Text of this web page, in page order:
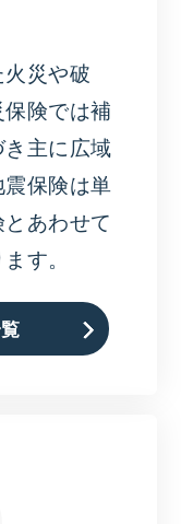
災や破
険では補
主に広域
保険は単
あわせて
す。